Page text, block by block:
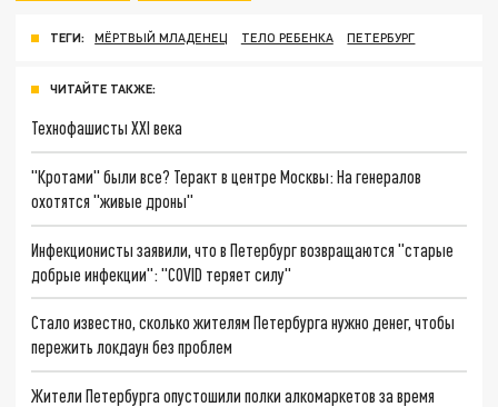
ТЕГИ: МЁРТВЫЙ МЛАДЕНЕЦ ТЕЛО РЕБЕНКА ПЕТЕРБУРГ
ЧИТАЙТЕ ТАКЖЕ:
Технофашисты XXI века
"Кротами" были все? Теракт в центре Москвы: На генералов
охотятся "живые дроны"
Инфекционисты заявили, что в Петербург возвращаются "старые
добрые инфекции": "COVID теряет силу"
Стало известно, сколько жителям Петербурга нужно денег, чтобы
пережить локдаун без проблем
Жители Петербурга опустошили полки алкомаркетов за время